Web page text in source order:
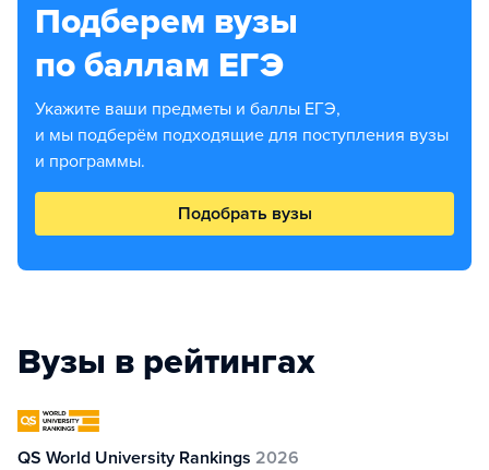
Подберем вузы
по баллам ЕГЭ
Укажите ваши предметы и баллы ЕГЭ,
и мы подберём подходящие для поступления вузы
и программы.
Подобрать вузы
Вузы в рейтингах
QS World University Rankings 2026